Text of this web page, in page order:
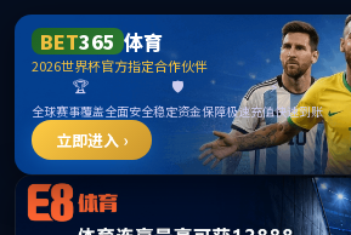
365英国上市公司(CHN-VIP
Website